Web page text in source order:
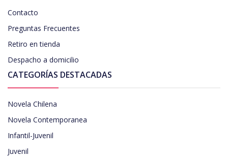
Contacto
Preguntas Frecuentes
Retiro en tienda
Despacho a domicilio
CATEGORÍAS DESTACADAS
Novela Chilena
Novela Contemporanea
Infantil-Juvenil
Juvenil